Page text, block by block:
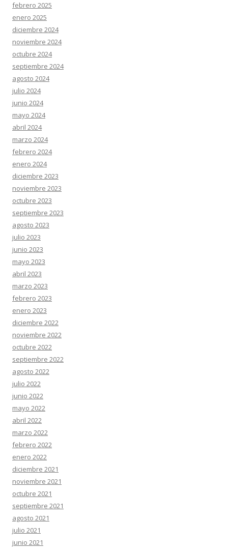
febrero 2025
enero 2025
diciembre 2024
noviembre 2024
octubre 2024
septiembre 2024
agosto 2024
julio 2024
junio 2024
mayo 2024
abril 2024
marzo 2024
febrero 2024
enero 2024
diciembre 2023
noviembre 2023
octubre 2023
septiembre 2023
agosto 2023
julio 2023
junio 2023
mayo 2023
abril 2023
marzo 2023
febrero 2023
enero 2023
diciembre 2022
noviembre 2022
octubre 2022
septiembre 2022
agosto 2022
julio 2022
junio 2022
mayo 2022
abril 2022
marzo 2022
febrero 2022
enero 2022
diciembre 2021
noviembre 2021
octubre 2021
septiembre 2021
agosto 2021
julio 2021
junio 2021